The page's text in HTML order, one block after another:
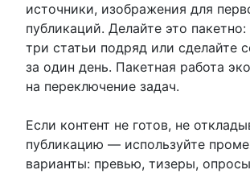
источники, изображения для
публикаций. Делайте это
три статьи подряд или сделайте
за один день. Пакетная работа
на переключение задач.
Если контент не готов, не
публикацию — используйте
варианты: превью, тизеры,